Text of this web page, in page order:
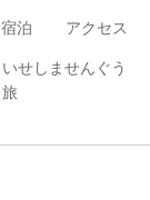
宿泊 アクセス
いせしませんぐう
旅